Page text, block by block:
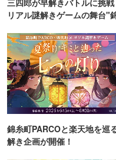
リアル謎解きゲームの舞台"
錦糸町PARCOと楽天地を巡
解き企画が開催！